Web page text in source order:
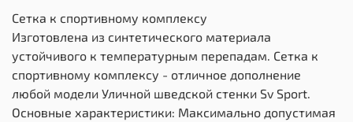
Сетка к спортивному комплексу
Изготовлена из синтетического материала
устойчивого к температурным перепадам. Сетка к
спортивному комплексу - отличное дополнение
любой модели Уличной шведской стенки Sv Sport.
Основные характеристики: Максимально допустимая